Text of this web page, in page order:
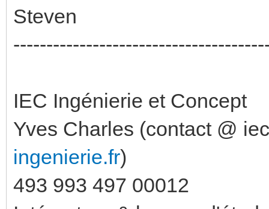
Steven
IEC Ingénierie et Concept
Yves Charles (contact @
ingenierie.fr)
493 993 497 00012